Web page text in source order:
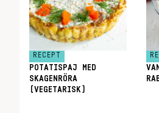
RECEPT
POTATISPAJ MED
SKAGENRÖRA
(VEGETARISK)